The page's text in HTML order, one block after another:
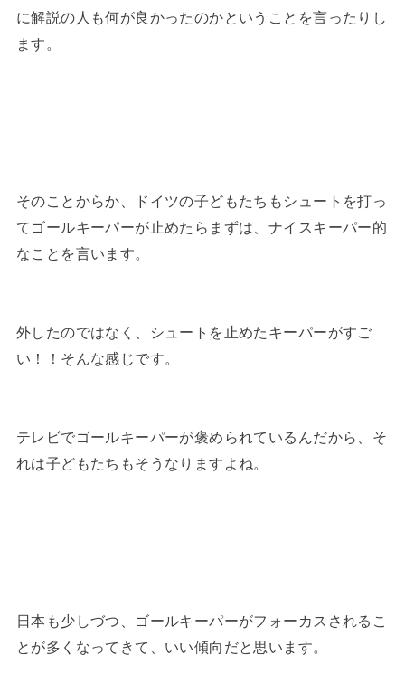
に解説の人も何が良かったのかということを言ったりし
ます。
そのことからか、ドイツの子どもたちもシュートを打っ
てゴールキーパーが止めたらまずは、ナイスキーパー的
なことを言います。
外したのではなく、シュートを止めたキーパーがすご
い！！そんな感じです。
テレビでゴールキーパーが褒められているんだから、そ
れは子どもたちもそうなりますよね。
日本も少しづつ、ゴールキーパーがフォーカスされるこ
とが多くなってきて、いい傾向だと思います。